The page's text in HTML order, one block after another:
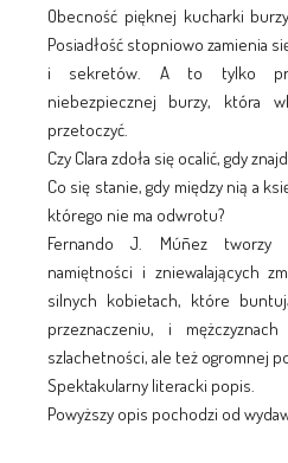
Obecność pięknej kucharki
Posiadłość stopniowo zamienia
i sekretów. A to tylko
niebezpiecznej burzy, która
przetoczyć.
Czy Clara zdoła się ocalić, gdy
Co się stanie, gdy między nią a
którego nie ma odwrotu?
Fernando J. Múñez tworzy
namiętności i zniewalających
silnych kobietach, które
przeznaczeniu, i
szlachetności, ale też ogromnej
Spektakularny literacki popis.
Powyższy opis pochodzi od